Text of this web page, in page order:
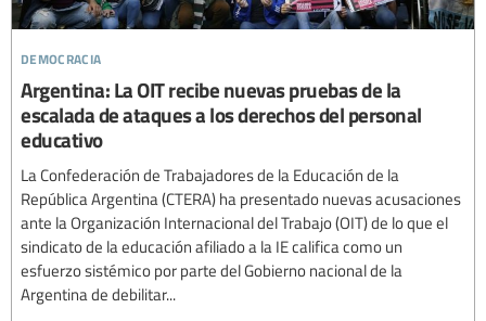
democracia
Argentina: La OIT recibe nuevas pruebas de la
escalada de ataques a los derechos del personal
educativo
La Confederación de Trabajadores de la Educación de la
República Argentina (CTERA) ha presentado nuevas acusaciones
ante la Organización Internacional del Trabajo (OIT) de lo que el
sindicato de la educación afiliado a la IE califica como un
esfuerzo sistémico por parte del Gobierno nacional de la
Argentina de debilitar...